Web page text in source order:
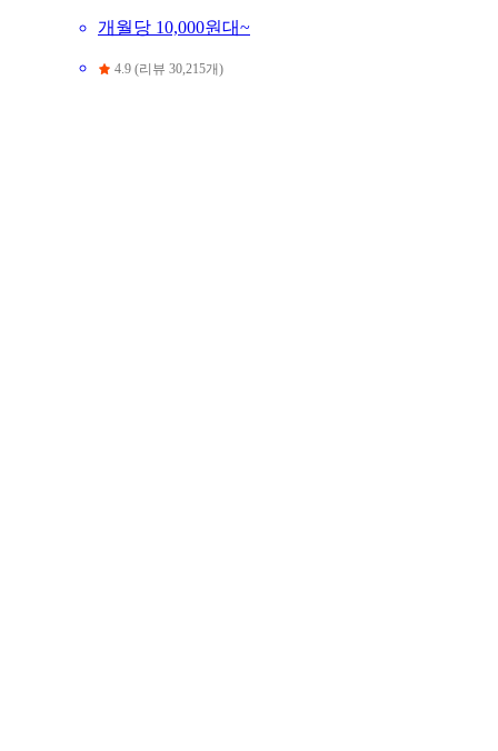
개월당 10,000원대~
4.9 (리뷰 30,215개)